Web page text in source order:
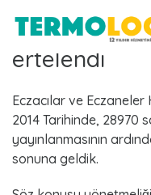
A
y
Eczane
ertelendi
Eczacılar ve Eczaneler
2014 Tarihinde, 28970
yayınlanmasının
sonuna geldik.